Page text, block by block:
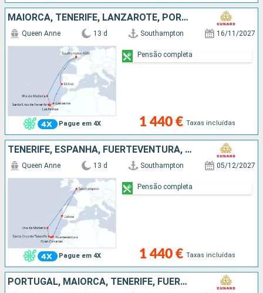
MAIORCA, TENERIFE, LANZAROTE, PORTUGAL, REINO UNIDO
Pague em 4X
Queen Anne 13 d Southampton 16/11/2027
1 440 € Taxas incluídas
Pensão completa
TENERIFE, ESPANHA, FUERTEVENTURA, PORTUGAL, REINO UNIDO
Pague em 4X
Queen Anne 13 d Southampton 05/12/2027
1 440 € Taxas incluídas
Pensão completa
PORTUGAL, MAIORCA, TENERIFE, FUERTEVENTURA, LANZAROTE, REINO UNIDO